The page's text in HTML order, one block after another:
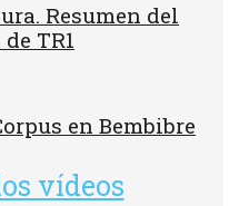
Resumen del
TR1
en Bembibre
vídeos